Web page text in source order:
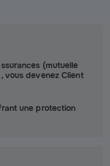
(mutuelle
vous devenez Client
une protection